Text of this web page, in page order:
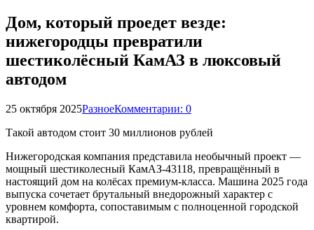
Дом, который проедет везде:
нижегородцы превратили
шестиколёсный КамАЗ в люксовый
автодом
25 октября 2025РазноеКомментарии: 0
Такой автодом стоит 30 миллионов рублей
Нижегородская компания представила необычный проект —
мощный шестиколесный КамАЗ-43118, превращённый в
настоящий дом на колёсах премиум-класса. Машина 2025 года
выпуска сочетает брутальный внедорожный характер с
уровнем комфорта, сопоставимым с полноценной городской
квартирой.